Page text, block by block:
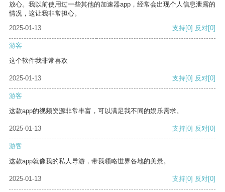
放心。我以前使用过一些其他的加速器app，经常会出现个人信息泄露的
情况，这让我非常担心。
2025-01-13
支持[0] 反对[0]
游客
这个软件我非常喜欢
2025-01-13 支持[0] 反对[0]
游客
这款app的视频资源非常丰富，可以满足我不同的娱乐需求。
2025-01-13 支持[0] 反对[0]
游客
这款app就像我的私人导游，带我领略世界各地的美景。
2025-01-13 支持[0] 反对[0]